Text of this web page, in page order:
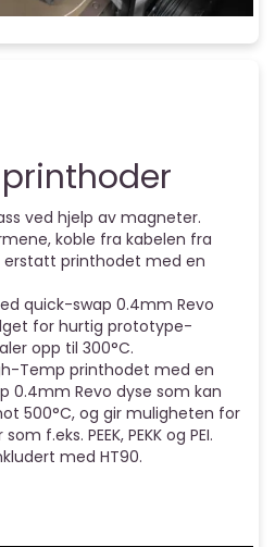
ved hjelp av magneter.
koble fra kabelen fra
erstatt printhodet med en
quick-swap 0.4mm Revo
for hurtig prototype-
opp til 300°C.
Temp printhodet med en
0.4mm Revo dyse som kan
500°C, og gir muligheten for
f.eks. PEEK, PEKK og PEI.
med HT90.